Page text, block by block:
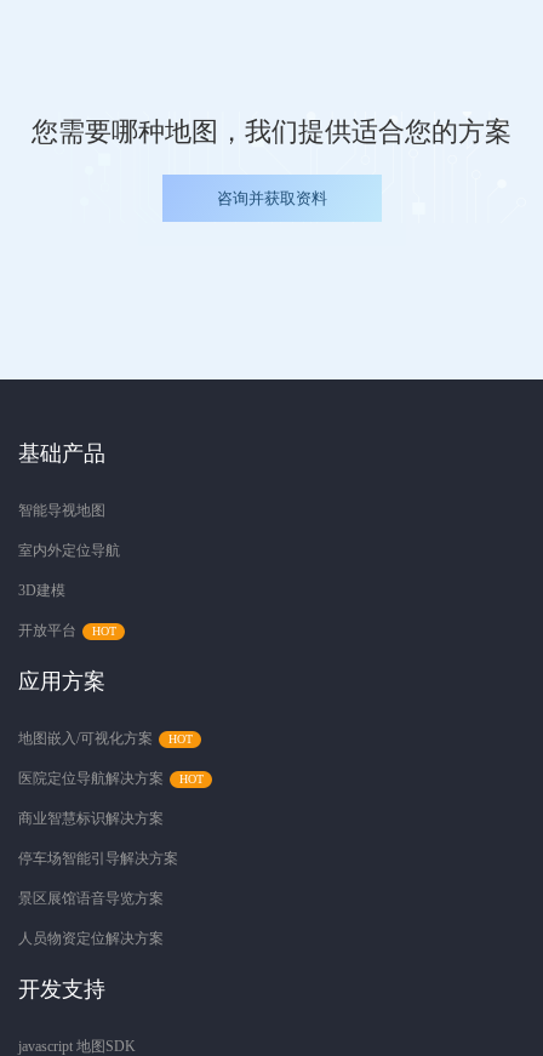
您需要哪种地图，我们提供适合您的方案
咨询并获取资料
基础产品
智能导视地图
室内外定位导航
3D建模
开放平台
应用方案
地图嵌入/可视化方案
医院定位导航解决方案
商业智慧标识解决方案
停车场智能引导解决方案
景区展馆语音导览方案
人员物资定位解决方案
开发支持
javascript 地图SDK